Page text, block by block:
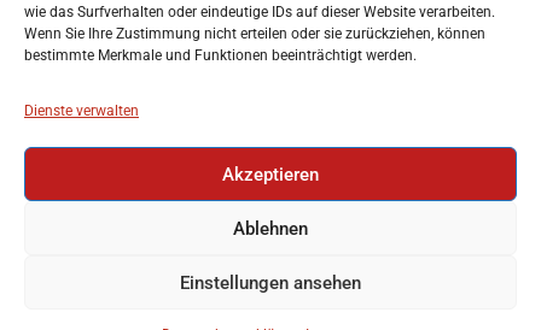
wie das Surfverhalten oder eindeutige IDs auf dieser Website verarbeiten.
Wenn Sie Ihre Zustimmung nicht erteilen oder sie zurückziehen, können
bestimmte Merkmale und Funktionen beeinträchtigt werden.
Dienste verwalten
Akzeptieren
Ablehnen
Einstellungen ansehen
Bundesgericht stoppt eine unzulässige
doppelte Steuersicherung
Wieviel Sauhäfeli-Saudeggeli herrscht im
Bezirk Horgen?
Lorenzo Winter
INSIDE-JUSTIZ
Datenschutzerklärung
Theme Horse Proudly Powered by: